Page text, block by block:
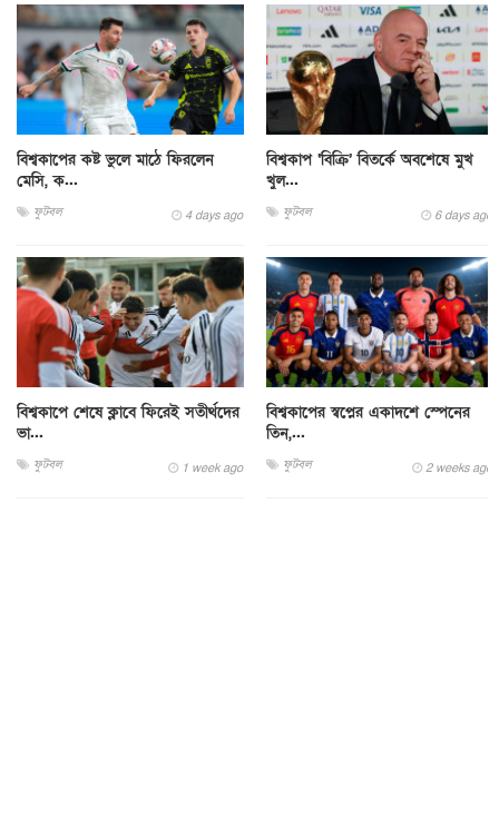
বিশ্বকাপের কষ্ট ভুলে মাঠে ফিরলেন
মেসি, ক...
ফুটবল 4 days ago
বিশ্বকাপ ‘বিক্রি’ বিতর্কে অবশেষে মুখ
খুল...
ফুটবল 6 days ago
বিশ্বকাপে শেষে ক্লাবে ফিরেই সতীর্থদের
ভা...
ফুটবল 1 week ago
বিশ্বকাপের স্বপ্নের একাদশে স্পেনের
তিন,...
ফুটবল 2 weeks ago